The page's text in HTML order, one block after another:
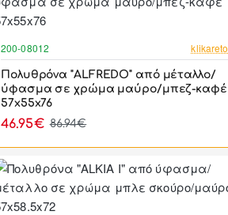
200-08012 klikareto
Πολυθρόνα "ALFREDO" από μέταλλο/
ύφασμα σε χρώμα μαύρο/μπεζ-καφέ
57x55x76
46.95€ 86.94€